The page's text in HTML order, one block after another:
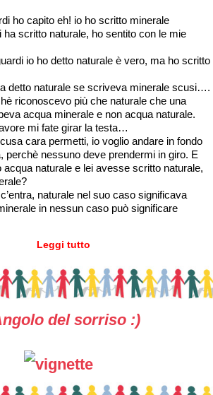
ho capito eh! io ho scritto minerale
ha scritto naturale, ho sentito con le mie
io ho detto naturale è vero, ma ho scritto
detto naturale se scriveva minerale scusi….
riconoscevo più che naturale che una
acqua minerale e non acqua naturale.
mi fate girar la testa…
cara permetti, io voglio andare in fondo
perchè nessuno deve prendermi in giro. E
naturale e lei avesse scritto naturale,
naturale nel suo caso significava
in nessun caso può significare
Leggi tutto
del sorriso :)